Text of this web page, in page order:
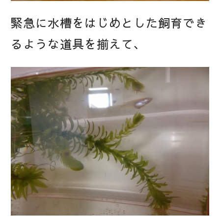
緊急に水槽をはじめとした飼育でき
るような道具を揃えて、